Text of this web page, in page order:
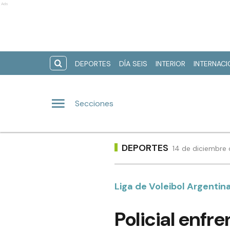
Ads
DEPORTES DÍA SEIS INTERIOR
Secciones
DEPORTES 14 de
Liga de Voleibol
Policial